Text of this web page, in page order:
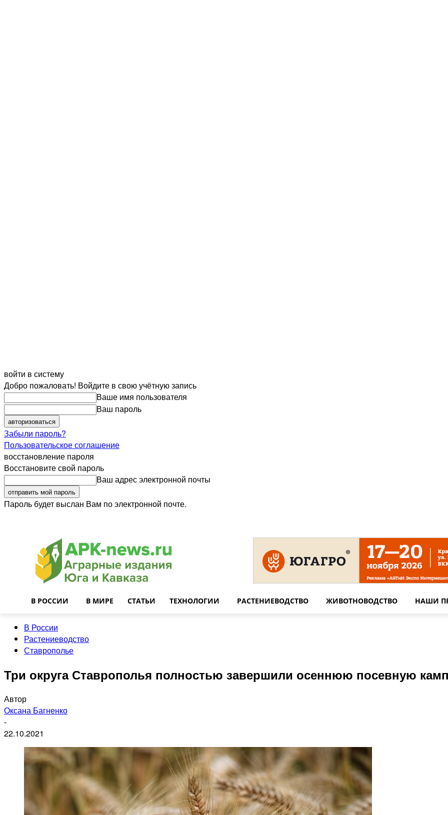
войти в систему
Добро пожаловать! Войдите в свою учётную запись
Ваше имя пользователя
Ваш пароль
Забыли пароль?
Пользовательское соглашение
восстановление пароля
Восстановите свой пароль
Ваш адрес электронной почты
Пароль будет выслан Вам по электронной почте.
В РОССИИ В МИРЕ СТАТЬИ ТЕХНОЛОГИИ РАСТЕНИЕВОДСТВО ЖИВОТНОВОДСТВО НАШИ
В России
Растениеводство
Ставрополье
Три округа Ставрополья полностью завершили осеннюю посевную
Автор
Оксана Багненко
-
22.10.2021